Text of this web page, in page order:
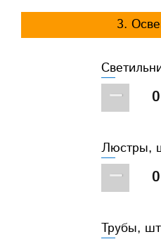
3.
−
Люстры,
−
Трубы, шт